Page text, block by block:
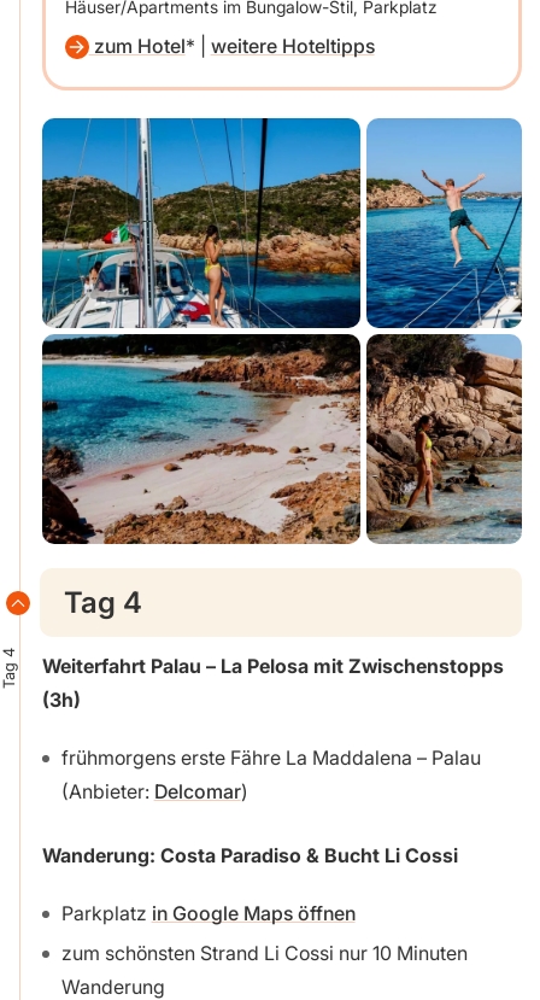
Häuser/Apartments im Bungalow-Stil, Parkplatz
zum Hotel weitere Hoteltipps
Tag 4
Tag 4
Weiterfahrt Palau – La Pelosa mit Zwischenstopps
(3h)
frühmorgens erste Fähre La Maddalena – Palau
(Anbieter: Delcomar)
Wanderung: Costa Paradiso & Bucht Li Cossi
Parkplatz in Google Maps öffnen
zum schönsten Strand Li Cossi nur 10 Minuten
Wanderung